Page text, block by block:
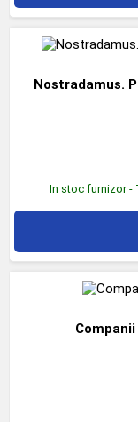
Nostradamus.
In stoc furnizor -